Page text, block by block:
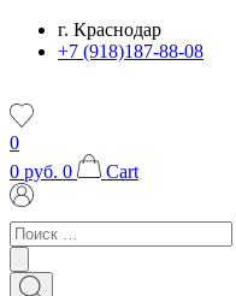
Перейтиг. Краснодар
+7 (918)187-88-08
0
0 руб. 0 Cart